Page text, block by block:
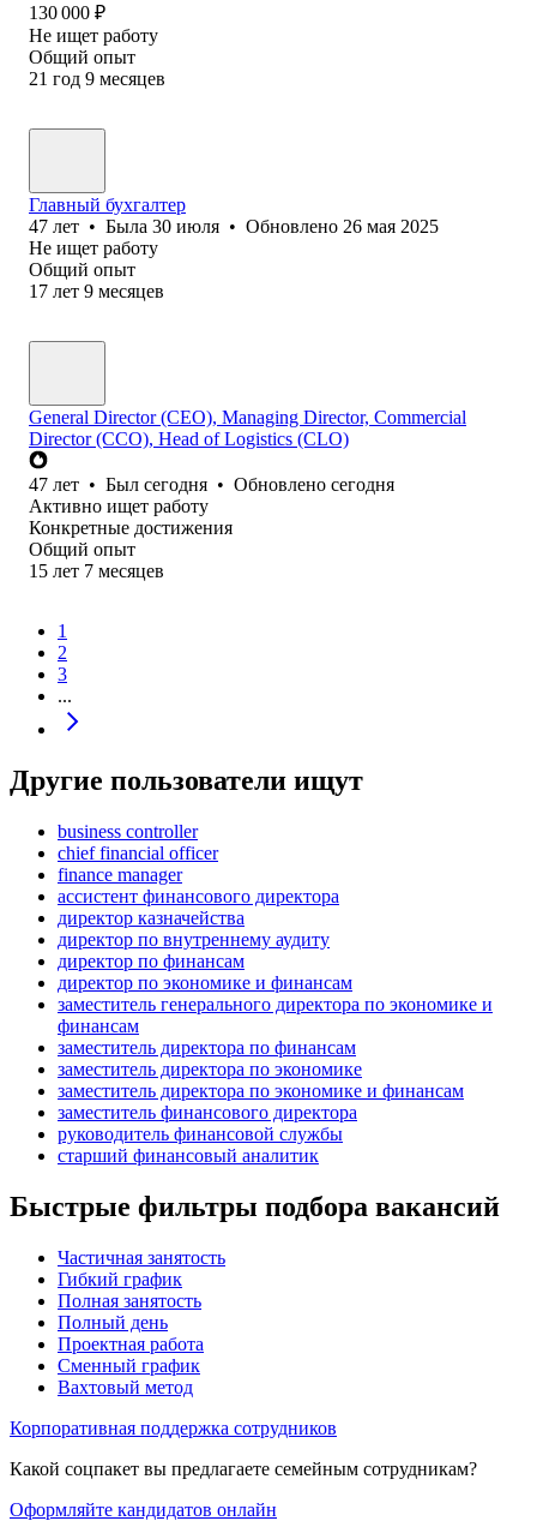
130 000 ₽
Не ищет работу
Общий опыт
21 год 9 месяцев
Главный бухгалтер
47 лет • Была 30 июля • Обновлено 26 мая 2025
Не ищет работу
Общий опыт
17 лет 9 месяцев
General Director (CEO), Managing Director, Commercial
Director (CCO), Head of Logistics (CLO)
47 лет • Был сегодня • Обновлено сегодня
Активно ищет работу
Конкретные достижения
Общий опыт
15 лет 7 месяцев
1
2
3
...
Другие пользователи ищут
business controller
chief financial officer
finance manager
ассистент финансового директора
директор казначейства
директор по внутреннему аудиту
директор по финансам
директор по экономике и финансам
заместитель генерального директора по экономике и
финансам
заместитель директора по финансам
заместитель директора по экономике
заместитель директора по экономике и финансам
заместитель финансового директора
руководитель финансовой службы
старший финансовый аналитик
Быстрые фильтры подбора вакансий
Частичная занятость
Гибкий график
Полная занятость
Полный день
Проектная работа
Сменный график
Вахтовый метод
Корпоративная поддержка сотрудников
Какой соцпакет вы предлагаете семейным сотрудникам?
Оформляйте кандидатов онлайн